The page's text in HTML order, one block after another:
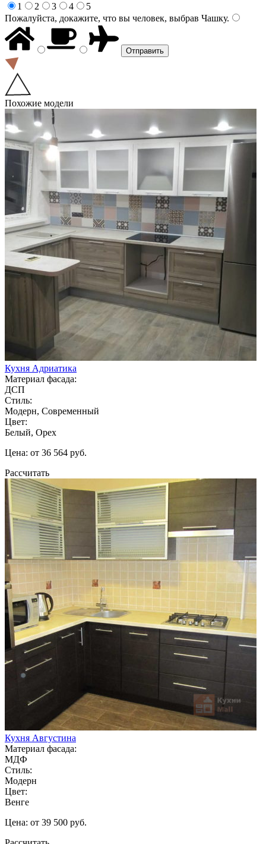
1
2 3 4
5
Пожалуйста, докажите, что вы человек, выбрав Чашку.
Похожие модели
Кухня Адриатика
Материал фасада:
ДСП
Стиль:
Модерн, Современный
Цвет:
Белый, Орех
Цена: от 36 564 руб.
Рассчитать
Кухня Августина
Материал фасада:
МДФ
Стиль:
Модерн
Цвет:
Венге
Цена: от 39 500 руб.